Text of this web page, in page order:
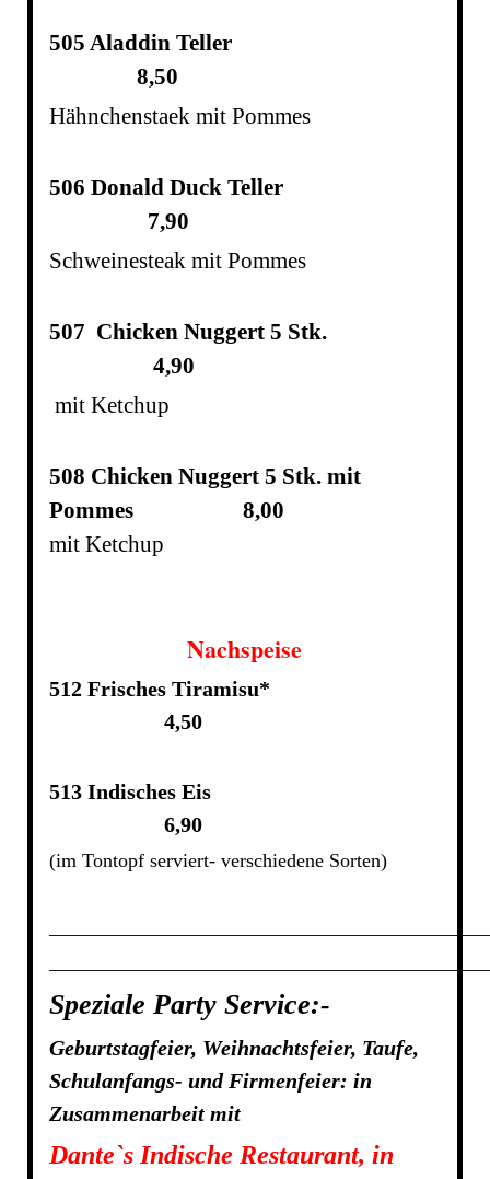
505 Aladdin Teller
8,50
Hähnchenstaek mit Pommes
506 Donald Duck Teller
7,90
Schweinesteak mit Pommes
507 Chicken Nuggert 5 Stk.
4,90
mit Ketchup
508 Chicken Nuggert 5 Stk. mit
Pommes 8,00
mit Ketchup
Nachspeise
512 Frisches Tiramisu*
4,50
513 Indisches Eis
6,90
(im Tontopf serviert- verschiedene Sorten)
Speziale Party Service:-
Geburtstagfeier, Weihnachtsfeier, Taufe,
Schulanfangs- und Firmenfeier: in
Zusammenarbeit mit
Dante`s Indische Restaurant, in